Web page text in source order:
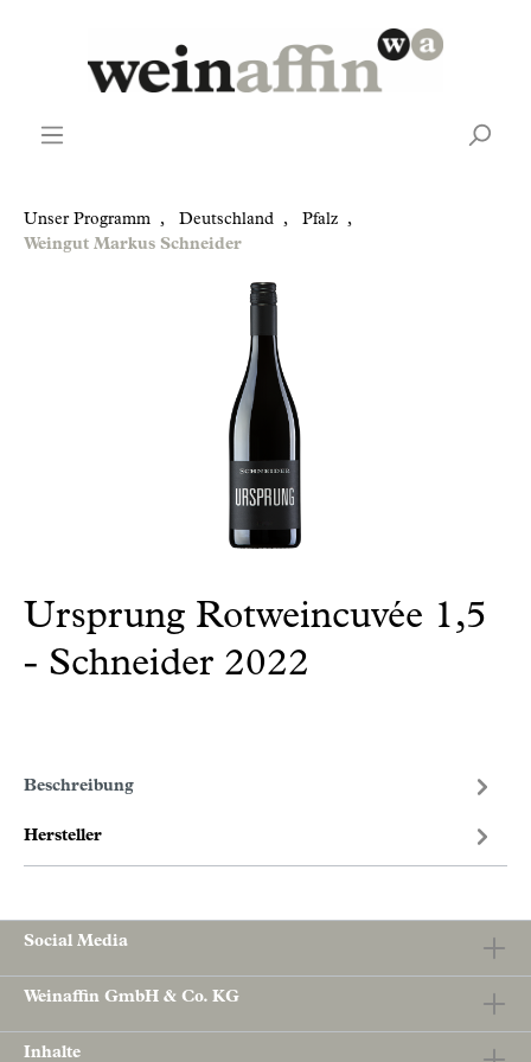
Unser Programm , Deutschland , Pfalz
,
Weingut Markus Schneider
Ursprung Rotweincuvée 1,5
- Schneider 2022
Beschreibung
Hersteller
Social Media
Weinaffin GmbH & Co. KG
Inhalte